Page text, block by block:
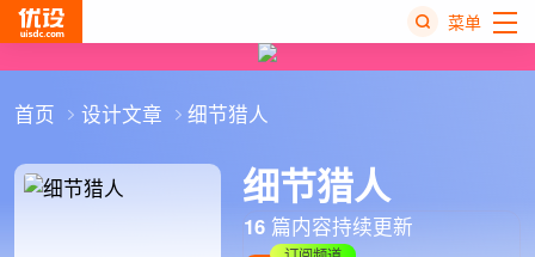
菜单
首页 设计文章 细节猎人
细节猎人
16 篇内容持续更新